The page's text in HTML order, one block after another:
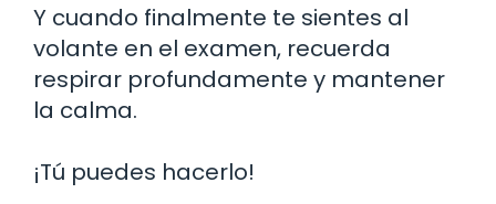
Y cuando finalmente te sientes al
volante en el examen, recuerda
respirar profundamente y mantener
la calma.
¡Tú puedes hacerlo!